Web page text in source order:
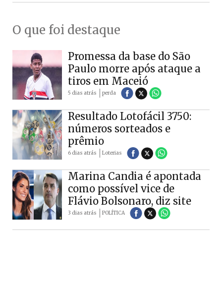
O que foi destaque
Promessa da base do São
Paulo morre após ataque a
tiros em Maceió
5 dias atrás perda
Resultado Lotofácil 3750:
números sorteados e
prêmio
6 dias atrás Loterias
Marina Candia é apontada
como possível vice de
Flávio Bolsonaro, diz site
3 dias atrás POLÍTICA